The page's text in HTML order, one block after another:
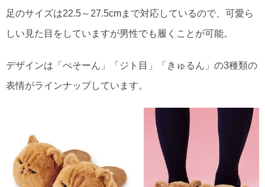
足のサイズは22.5～27.5cmまで対応しているので、可愛ら
しい見た目をしていますが男性でも履くことが可能。
デザインは「ぺそーん」「ジト目」「きゅるん」の3種類の
表情がラインナップしています。